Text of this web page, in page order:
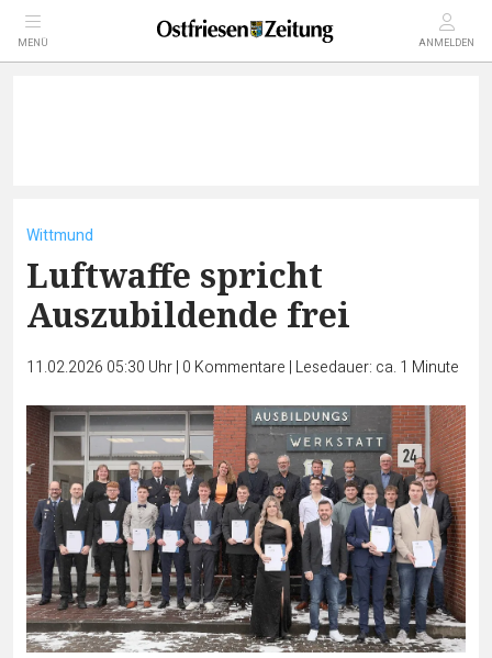
MENÜ ANMELDEN
Wittmund
Luftwaffe spricht
Auszubildende frei
11.02.2026 05:30 Uhr| 0 Kommentare | Lesedauer: ca. 1 Minute